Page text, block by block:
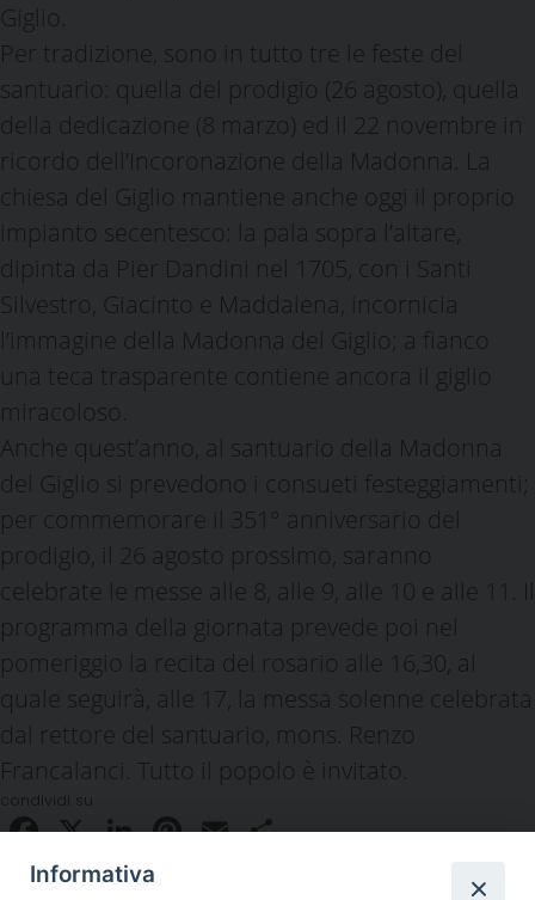
Giglio.
Per tradizione, sono in tutto tre le feste del
santuario: quella del prodigio (26 agosto), quella
della dedicazione (8 marzo) ed il 22 novembre in
ricordo dell’Incoronazione della Madonna. La
chiesa del Giglio mantiene anche oggi il proprio
impianto secentesco: la pala sopra l’altare,
dipinta da Pier Dandini nel 1705, con i Santi
Silvestro, Giacinto e Maddalena, incornicia
l’immagine della Madonna del Giglio; a fianco
una teca trasparente contiene ancora il giglio
miracoloso.
Anche quest’anno, al santuario della Madonna
del Giglio si prevedono i consueti festeggiamenti;
per commemorare il 351° anniversario del
prodigio, il 26 agosto prossimo, saranno
celebrate le messe alle 8, alle 9, alle 10 e alle 11. Il
programma della giornata prevede poi nel
pomeriggio la recita del rosario alle 16,30, al
quale seguirà, alle 17, la messa solenne celebrata
dal rettore del santuario, mons. Renzo
Francalanci. Tutto il popolo è invitato.
condividi su
Facebook
X LinkedIn
Pinterest
EmailCondividi
Informativa